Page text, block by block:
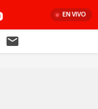
EN VIVO